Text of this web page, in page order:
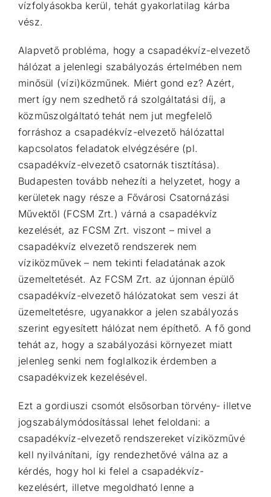
vízfolyásokba kerül, tehát gyakorlatilag kárba
vész.
Alapvető probléma, hogy a csapadékvíz-elvezető
hálózat a jelenlegi szabályozás értelmében nem
minősül (vízi)közműnek. Miért gond ez? Azért,
mert így nem szedhető rá szolgáltatási díj, a
közműszolgáltató tehát nem jut megfelelő
forráshoz a csapadékvíz-elvezető hálózattal
kapcsolatos feladatok elvégzésére (pl.
csapadékvíz-elvezető csatornák tisztítása).
Budapesten tovább nehezíti a helyzetet, hogy a
kerületek nagy része a Fővárosi Csatornázási
Művektől (FCSM Zrt.) várná a csapadékvíz
kezelését, az FCSM Zrt. viszont – mivel a
csapadékvíz elvezető rendszerek nem
víziközművek – nem tekinti feladatának azok
üzemeltetését. Az FCSM Zrt. az újonnan épülő
csapadékvíz-elvezető hálózatokat sem veszi át
üzemeltetésre, ugyanakkor a jelen szabályozás
szerint egyesített hálózat nem építhető. A fő gond
tehát az, hogy a szabályozási környezet miatt
jelenleg senki nem foglalkozik érdemben a
csapadékvizek kezelésével.
Ezt a gordiuszi csomót elsősorban törvény- illetve
jogszabálymódosítással lehet feloldani: a
csapadékvíz-elvezető rendszereket víziközművé
kell nyilvánítani, így rendezhetővé válna az a
kérdés, hogy hol ki felel a csapadékvíz-
kezelésért, illetve megoldható lenne a